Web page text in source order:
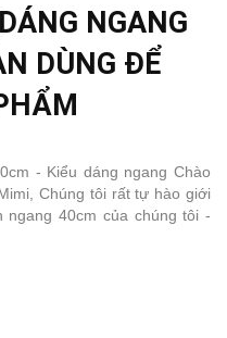
NGANG
DÙNG ĐỂ
- Kiểu dáng ngang Chào
Chúng tôi rất tự hào giới
ngang 40cm của chúng tôi -